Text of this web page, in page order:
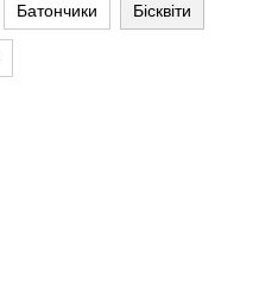
Батончики Бісквіти